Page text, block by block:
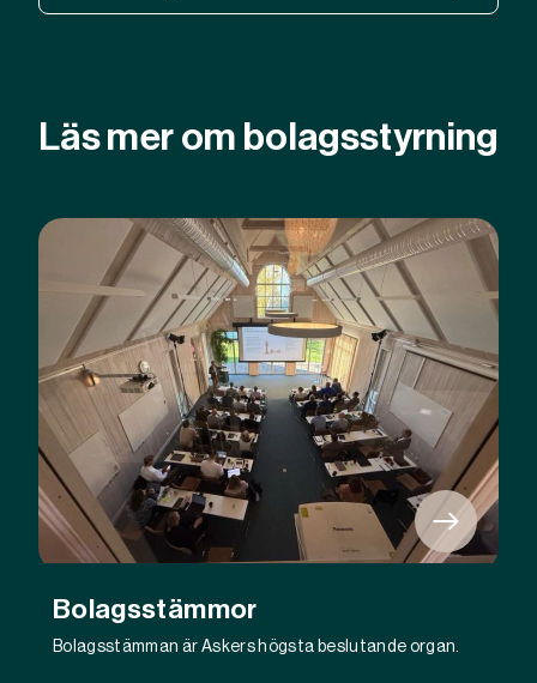
Läs mer om bolagsstyrning
Bolagsstämmor
Bolagsstämman är Askers högsta beslutande organ.